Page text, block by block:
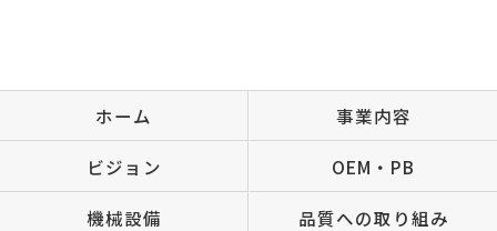
ホーム 事業内容
ビジョン OEM・PB
機械設備 品質への取り組み